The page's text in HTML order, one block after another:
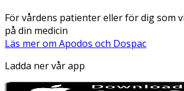
För vårdens patienter eller för dig som
på din medicin
Läs mer om Apodos och Dospac
Ladda ner vår app